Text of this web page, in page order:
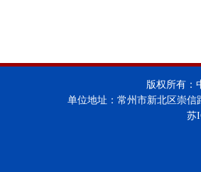
版权所有：
单位地址：常州市新北区崇
苏